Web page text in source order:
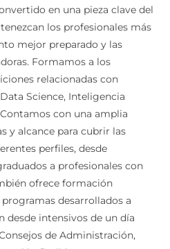
en una pieza clave del
los profesionales más
mejor preparado y las
Formamos a los
relacionadas con
Science, Inteligencia
con una amplia
y alcance para cubrir las
perfiles, desde
a profesionales con
ofrece formación
desarrollados a
desde intensivos de un día
de Administración,